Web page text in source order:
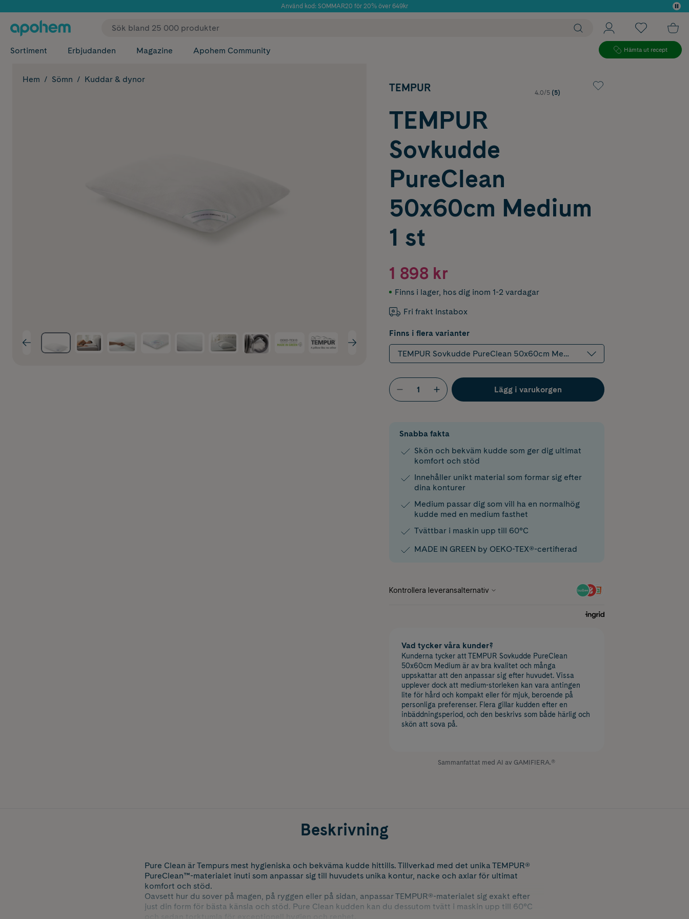
Använd kod: SOMMAR20 för 20% över 649kr
✓ Fri frakt
Sortiment Erbjudanden Magazine Apohem Community Hämta ut recept
Hem Sömn Kuddar & dynor
TEMPUR 4.0/5 (5)
TEMPUR
Sovkudde
PureClean
50x60cm Medium
1 st
1 898 kr
Finns i lager, hos dig inom 1-2 vardagar
Fri frakt Instabox
Finns i flera varianter
TEMPUR Sovkudde PureClean 50x60cm Medium 1 st
Lägg i varukorgen
Snabba fakta
Skön och bekväm kudde som ger dig ultimat
komfort och stöd
Innehåller unikt material som formar sig efter
dina konturer
Medium passar dig som vill ha en normalhög
kudde med en medium fasthet
Tvättbar i maskin upp till 60°C
MADE IN GREEN by OEKO-TEX®-certifierad
Vad tycker våra kunder?
Kunderna tycker att TEMPUR Sovkudde PureClean
50x60cm Medium är av bra kvalitet och många
uppskattar att den anpassar sig efter huvudet. Vissa
upplever dock att medium-storleken kan vara antingen
lite för hård och kompakt eller för mjuk, beroende på
personliga preferenser. Flera gillar kudden efter en
inbäddningsperiod, och den beskrivs som både härlig och
skön att sova på.
Sammanfattat med AI av GAMIFIERA.®
Beskrivning
Pure Clean är Tempurs mest hygieniska och bekväma kudde hittills. Tillverkad med det unika TEMPUR®
PureClean™-materialet inuti som anpassar sig till huvudets unika kontur, nacke och axlar för ultimat
komfort och stöd.
Oavsett hur du sover på magen, på ryggen eller på sidan, anpassar TEMPUR®-materialet sig exakt efter
just din form för bästa känsla och stöd. Pure Clean kudden kan du dessutom tvätt i maskin upp till 60°C
och sedan torktumla för exceptionell hygien och renhet.